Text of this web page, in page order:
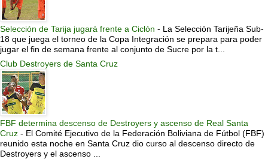
Selección de Tarija jugará frente a Ciclón - La Selección Tarijeña Sub-
18 que juega el torneo de la Copa Integración se prepara para poder
jugar el fin de semana frente al conjunto de Sucre por la t...
Club Destroyers de Santa Cruz
FBF determina descenso de Destroyers y ascenso de Real Santa
Cruz - El Comité Ejecutivo de la Federación Boliviana de Fútbol (FBF)
reunido esta noche en Santa Cruz dio curso al descenso directo de
Destroyers y el ascenso ...